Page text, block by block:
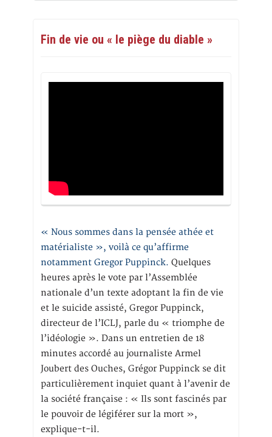
Fin de vie ou « le piège du diable »
« Nous sommes dans la pensée athée et
matérialiste », voilà ce qu’affirme
notamment Gregor Puppinck. Quelques
heures après le vote par l’Assemblée
nationale d’un texte adoptant la fin de vie
et le suicide assisté, Gregor Puppinck,
directeur de l’ICLJ, parle du « triomphe de
l’idéologie ». Dans un entretien de 18
minutes accordé au journaliste Armel
Joubert des Ouches, Grégor Puppinck se dit
particulièrement inquiet quant à l’avenir de
la société française : « Ils sont fascinés par
le pouvoir de légiférer sur la mort »,
explique-t-il.